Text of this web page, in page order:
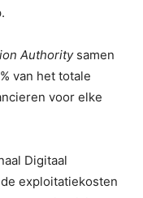
Authoritysamen
van het totale
voor elke
Digitaal
exploitatiekosten